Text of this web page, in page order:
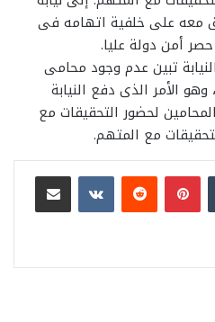
معه على خلفية اتهامه فى
تبين عدم وجود محامى
الأمر الذى دفع النيابة
لحضور التحقيقات مع
مع المتهم.
بينتيريست
مشاركة عبر البريد